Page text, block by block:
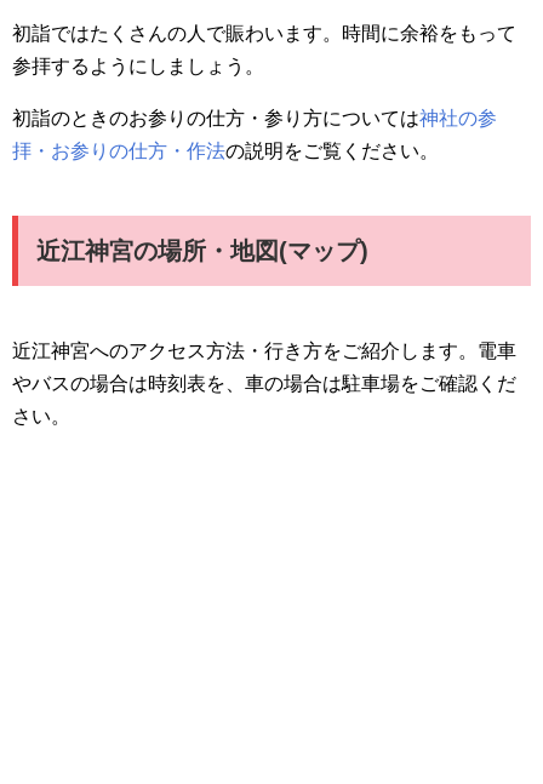
初詣ではたくさんの人で賑わいます。時間に余裕をもって
参拝するようにしましょう。
初詣のときのお参りの仕方・参り方については神社の参
拝・お参りの仕方・作法の説明をご覧ください。
近江神宮の場所・地図(マップ)
近江神宮へのアクセス方法・行き方をご紹介します。電車
やバスの場合は時刻表を、車の場合は駐車場をご確認くだ
さい。